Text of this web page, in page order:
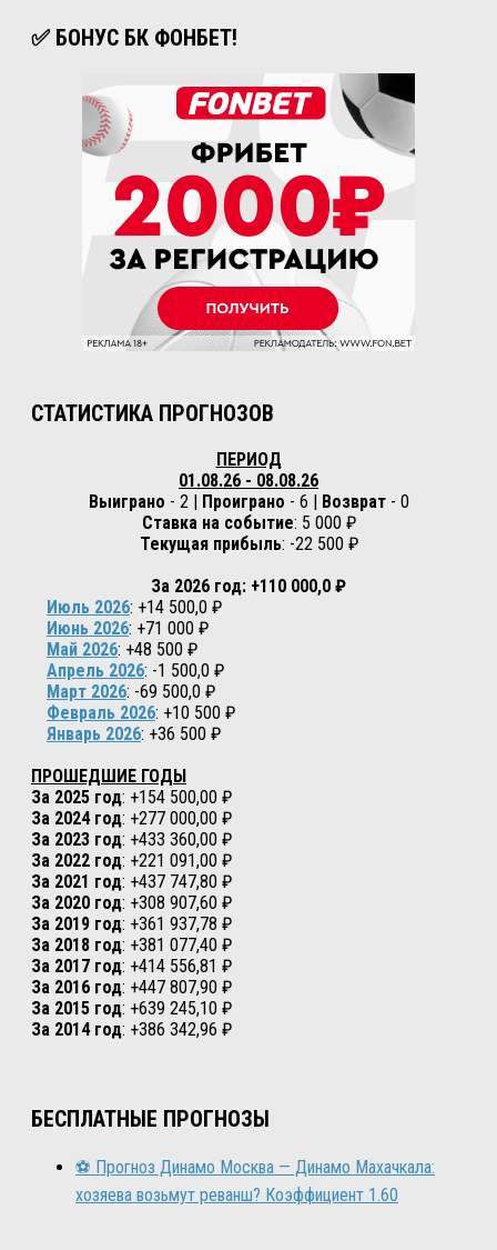
✅ БОНУС БК ФОНБЕТ!
СТАТИСТИКА ПРОГНОЗОВ
ПЕРИОД
01.08.26 - 08.08.26
Выиграно - 2 | Проиграно - 6 | Возврат- 0
Ставка на событие: 5 000 ₽
Текущая прибыль: -22 500 ₽
За 2026 год: +110 000,0 ₽
Июль 2026: +14 500,0 ₽
Июнь 2026: +71 000 ₽
Май 2026: +48 500 ₽
Апрель 2026: -1 500,0 ₽
Март 2026: -69 500,0 ₽
Февраль 2026: +10 500 ₽
Январь 2026: +36 500 ₽
ПРОШЕДШИЕ ГОДЫ
За 2025 год: +154 500,00 ₽
За 2024 год: +277 000,00 ₽
За 2023 год: +433 360,00 ₽
За 2022 год: +221 091,00 ₽
За 2021 год: +437 747,80 ₽
За 2020 год: +308 907,60 ₽
За 2019 год: +361 937,78 ₽
За 2018 год: +381 077,40 ₽
За 2017 год: +414 556,81 ₽
За 2016 год: +447 807,90 ₽
За 2015 год: +639 245,10 ₽
За 2014 год: +386 342,96 ₽
БЕСПЛАТНЫЕ ПРОГНОЗЫ
⚽ Прогноз Динамо Москва — Динамо Махачкала:
хозяева возьмут реванш? Коэффициент 1.60